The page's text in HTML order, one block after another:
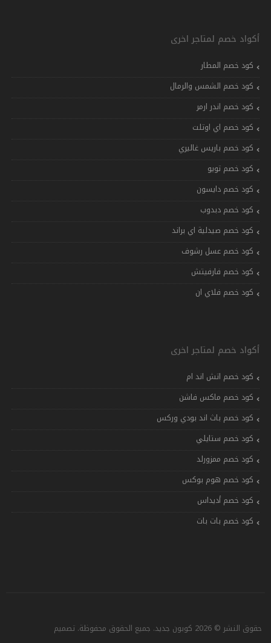
أكواد خصم لمتاجر اخرى
كود خصم المطار
كود خصم الشمس والرمال
كود خصم اندر ارمر
كود خصم اي اوتلت
كود خصم باريس غاليري
كود خصم تويو
كود خصم دايسون
كود خصم دبدوب
كود خصم صيدلية اي براند
كود خصم عسل رشوف
كود خصم فارفيتش
كود خصم فلاي ان
أكواد خصم لمتاجر اخرى
كود خصم اتش اند ام
كود خصم ماكس فاشن
كود خصم باث اند بودي وركس
كود خصم ستايلي
كود خصم ممزورلد
كود خصم هوم بوكس
كود خصم أديداس
كود خصم بات بات
حقوق النشر © 2026 كوبون جديد. جميع الحقوق محفوظة. تصميم